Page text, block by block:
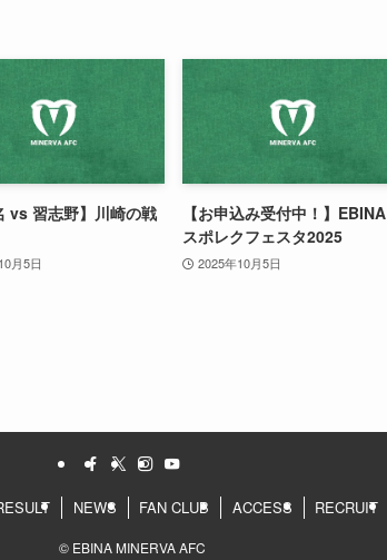
vs 習志野】川崎の戦
月5日
【お申込み受付中！】EBINA
スポレクフェスタ2025
2025年10月5日
NEWS FAN CLUB ACCESS RECRUIT
© EBINA MINERVA AFC